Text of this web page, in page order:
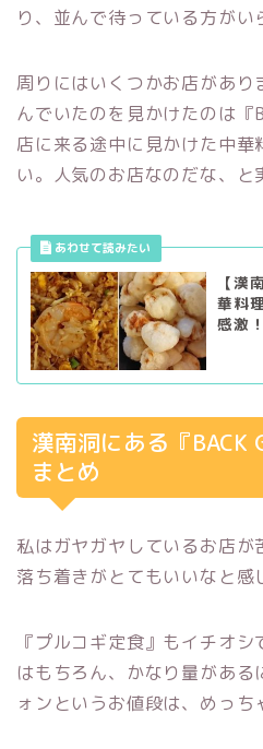
り、並んで待っている方がい
周りにはいくつかお店があり
んでいたのを見かけたのは『
店に来る途中に見かけた中華
い。人気のお店なのだな、と
【漢
華料
感激！
漢南洞にある『BACK
まとめ
私はガヤガヤしているお店が
落ち着きがとてもいいなと感
『プルコギ定食』もイチオ
はもちろん、かなり量があ
ォンというお値段は、めっち